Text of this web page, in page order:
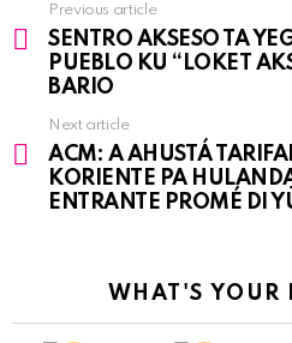
See
more
Previous article
SENTRO AKSESO TA
PUEBLO KU “LOKET
BARIO
Next article
ACM: A AHUSTÁ
KORIENTE PA
ENTRANTE PROMÉ DI
WHAT'S YOUR